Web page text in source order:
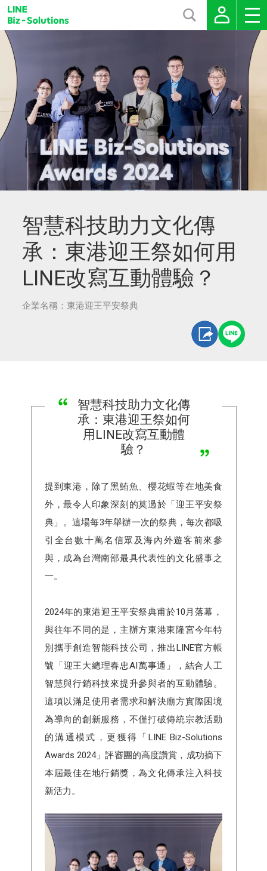
智慧科技助力文化傳
承：東港迎王祭如何用
LINE改寫互動體驗？
企業名稱：東港迎王平安祭典
智慧科技助力文化傳
承：東港迎王祭如何
用LINE改寫互動體
驗？
提到東港，除了黑鮪魚、櫻花蝦等在地美食
外，最令人印象深刻的莫過於「迎王平安祭
典」。這場每3年舉辦一次的祭典，每次都吸
引全台數十萬名信眾及海內外遊客前來參
與，成為台灣南部最具代表性的文化盛事之
一。
2024年的東港迎王平安祭典甫於10月落幕，
與往年不同的是，主辦方東港東隆宮今年特
別攜手創造智能科技公司，推出LINE官方帳
號「迎王大總理春忠AI萬事通」，結合人工
智慧與行銷科技來提升參與者的互動體驗。
這項以滿足使用者需求和解決廟方實際困境
為導向的創新服務，不僅打破傳統宗教活動
的溝通模式，更獲得「LINE Biz-Solutions
Awards 2024」評審團的高度讚賞，成功摘下
本屆最佳在地行銷獎，為文化傳承注入科技
新活力。